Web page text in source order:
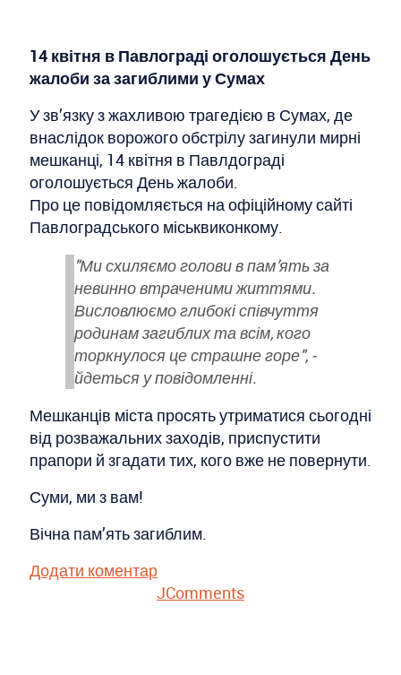
14 квітня в Павлограді оголошується День
жалоби за загиблими у Сумах
У зв’язку з жахливою трагедією в Сумах, де
внаслідок ворожого обстрілу загинули мирні
мешканці, 14 квітня в Павлдограді
оголошується День жалоби.
Про це повідомляється на офіційному сайті
Павлоградського міськвиконкому.
"Ми схиляємо голови в пам’ять за
невинно втраченими життями.
Висловлюємо глибокі співчуття
родинам загиблих та всім, кого
торкнулося це страшне горе", -
йдеться у повідомленні.
Мешканців міста просять утриматися сьогодні
від розважальних заходів, приспустити
прапори й згадати тих, кого вже не повернути.
Суми, ми з вам!
Вічна пам’ять загиблим.
Додати коментар
JComments